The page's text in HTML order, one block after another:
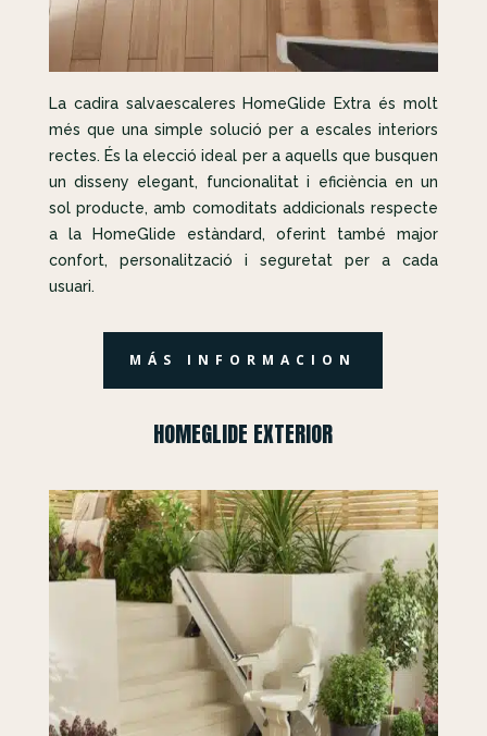
La cadira salvaescaleres HomeGlide Extra és molt
més que una simple solució per a escales interiors
rectes. És la elecció ideal per a aquells que busquen
un disseny elegant, funcionalitat i eficiència en un
sol producte, amb comoditats addicionals respecte
a la HomeGlide estàndard, oferint també major
confort, personalització i seguretat per a cada
usuari.
MÁS INFORMACION
HOMEGLIDE EXTERIOR